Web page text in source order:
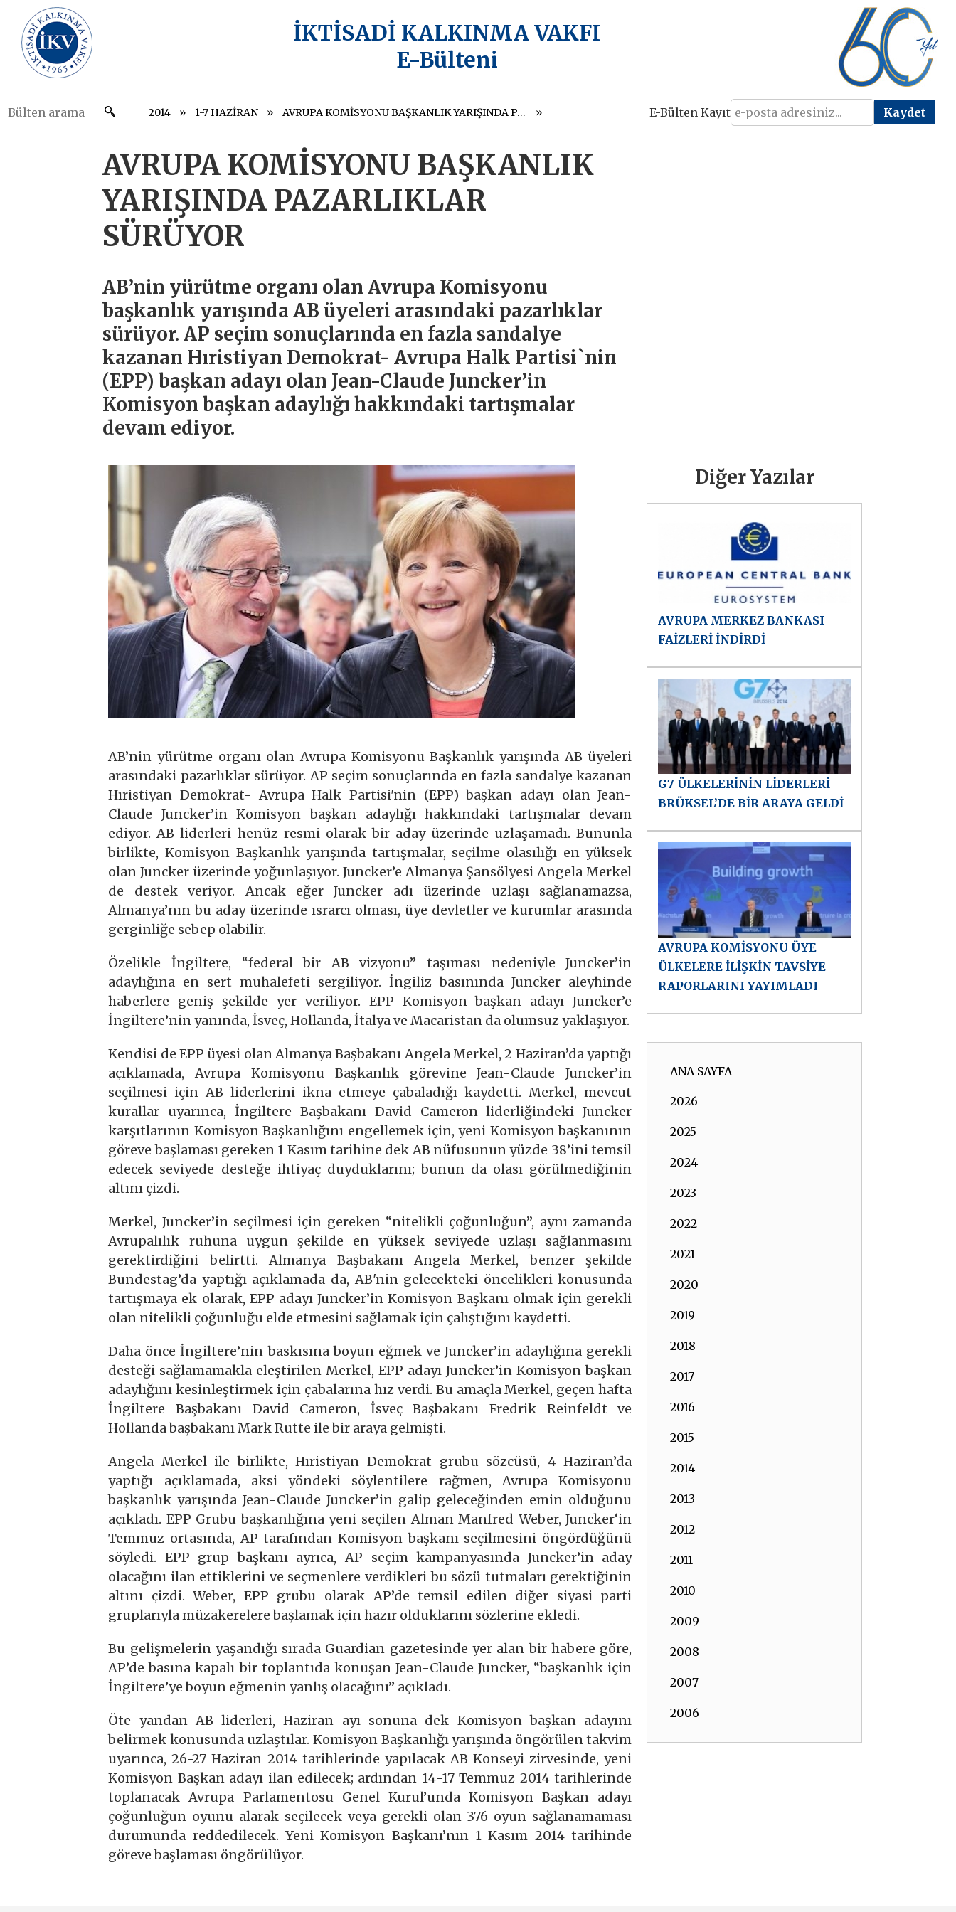
İKTİSADİ KALKINMA VAKFI
E-Bülteni
2014 1-7 HAZİRAN AVRUPA KOMİSYONU BAŞKANLIK YARIŞINDA PAZARLIKLAR SÜRÜYOR E-Bülten Kayıt
AVRUPA KOMİSYONU BAŞKANLIK
YARIŞINDA PAZARLIKLAR
SÜRÜYOR
AB’nin yürütme organı olan Avrupa Komisyonu
başkanlık yarışında AB üyeleri arasındaki pazarlıklar
sürüyor. AP seçim sonuçlarında en fazla sandalye
kazanan Hıristiyan Demokrat- Avrupa Halk Partisi`nin
(EPP) başkan adayı olan Jean-Claude Juncker’in
Komisyon başkan adaylığı hakkındaki tartışmalar
devam ediyor.
AB’nin yürütme organı olan Avrupa Komisyonu Başkanlık yarışında AB üyeleri
arasındaki pazarlıklar sürüyor. AP seçim sonuçlarında en fazla sandalye kazanan
Hıristiyan Demokrat- Avrupa Halk Partisi'nin (EPP) başkan adayı olan Jean-
Claude Juncker’in Komisyon başkan adaylığı hakkındaki tartışmalar devam
ediyor. AB liderleri henüz resmi olarak bir aday üzerinde uzlaşamadı. Bununla
birlikte, Komisyon Başkanlık yarışında tartışmalar, seçilme olasılığı en yüksek
olan Juncker üzerinde yoğunlaşıyor. Juncker’e Almanya Şansölyesi Angela Merkel
de destek veriyor. Ancak eğer Juncker adı üzerinde uzlaşı sağlanamazsa,
Almanya’nın bu aday üzerinde ısrarcı olması, üye devletler ve kurumlar arasında
gerginliğe sebep olabilir.
Özelikle İngiltere, “federal bir AB vizyonu” taşıması nedeniyle Juncker’in
adaylığına en sert muhalefeti sergiliyor. İngiliz basınında Juncker aleyhinde
haberlere geniş şekilde yer veriliyor. EPP Komisyon başkan adayı Juncker’e
İngiltere’nin yanında, İsveç, Hollanda, İtalya ve Macaristan da olumsuz yaklaşıyor.
Kendisi de EPP üyesi olan Almanya Başbakanı Angela Merkel, 2 Haziran’da yaptığı
açıklamada, Avrupa Komisyonu Başkanlık görevine Jean-Claude Juncker’in
seçilmesi için AB liderlerini ikna etmeye çabaladığı kaydetti. Merkel, mevcut
kurallar uyarınca, İngiltere Başbakanı David Cameron liderliğindeki Juncker
karşıtlarının Komisyon Başkanlığını engellemek için, yeni Komisyon başkanının
göreve başlaması gereken 1 Kasım tarihine dek AB nüfusunun yüzde 38’ini temsil
edecek seviyede desteğe ihtiyaç duyduklarını; bunun da olası görülmediğinin
altını çizdi.
Merkel, Juncker’in seçilmesi için gereken “nitelikli çoğunluğun”, aynı zamanda
Avrupalılık ruhuna uygun şekilde en yüksek seviyede uzlaşı sağlanmasını
gerektirdiğini belirtti. Almanya Başbakanı Angela Merkel, benzer şekilde
Bundestag’da yaptığı açıklamada da, AB'nin gelecekteki öncelikleri konusunda
tartışmaya ek olarak, EPP adayı Juncker’in Komisyon Başkanı olmak için gerekli
olan nitelikli çoğunluğu elde etmesini sağlamak için çalıştığını kaydetti.
Daha önce İngiltere’nin baskısına boyun eğmek ve Juncker’in adaylığına gerekli
desteği sağlamamakla eleştirilen Merkel, EPP adayı Juncker’in Komisyon başkan
adaylığını kesinleştirmek için çabalarına hız verdi. Bu amaçla Merkel, geçen hafta
İngiltere Başbakanı David Cameron, İsveç Başbakanı Fredrik Reinfeldt ve
Hollanda başbakanı Mark Rutte ile bir araya gelmişti.
Angela Merkel ile birlikte, Hıristiyan Demokrat grubu sözcüsü, 4 Haziran’da
yaptığı açıklamada, aksi yöndeki söylentilere rağmen, Avrupa Komisyonu
başkanlık yarışında Jean-Claude Juncker’in galip geleceğinden emin olduğunu
açıkladı. EPP Grubu başkanlığına yeni seçilen Alman Manfred Weber, Juncker‘in
Temmuz ortasında, AP tarafından Komisyon başkanı seçilmesini öngördüğünü
söyledi. EPP grup başkanı ayrıca, AP seçim kampanyasında Juncker’in aday
olacağını ilan ettiklerini ve seçmenlere verdikleri bu sözü tutmaları gerektiğinin
altını çizdi. Weber, EPP grubu olarak AP’de temsil edilen diğer siyasi parti
gruplarıyla müzakerelere başlamak için hazır olduklarını sözlerine ekledi.
Bu gelişmelerin yaşandığı sırada Guardian gazetesinde yer alan bir habere göre,
AP’de basına kapalı bir toplantıda konuşan Jean-Claude Juncker, “başkanlık için
İngiltere’ye boyun eğmenin yanlış olacağını” açıkladı.
Öte yandan AB liderleri, Haziran ayı sonuna dek Komisyon başkan adayını
belirmek konusunda uzlaştılar. Komisyon Başkanlığı yarışında öngörülen takvim
uyarınca, 26-27 Haziran 2014 tarihlerinde yapılacak AB Konseyi zirvesinde, yeni
Komisyon Başkan adayı ilan edilecek; ardından 14-17 Temmuz 2014 tarihlerinde
toplanacak Avrupa Parlamentosu Genel Kurul’unda Komisyon Başkan adayı
çoğunluğun oyunu alarak seçilecek veya gerekli olan 376 oyun sağlanamaması
durumunda reddedilecek. Yeni Komisyon Başkanı’nın 1 Kasım 2014 tarihinde
göreve başlaması öngörülüyor.
Diğer Yazılar
AVRUPA MERKEZ BANKASI
FAİZLERİ İNDİRDİ
G7 ÜLKELERİNİN LİDERLERİ
BRÜKSEL’DE BİR ARAYA GELDİ
AVRUPA KOMİSYONU ÜYE
ÜLKELERE İLİŞKİN TAVSİYE
RAPORLARINI YAYIMLADI
ANA SAYFA
2026
2025
2024
2023
2022
2021
2020
2019
2018
2017
2016
2015
2014
2013
2012
2011
2010
2009
2008
2007
2006